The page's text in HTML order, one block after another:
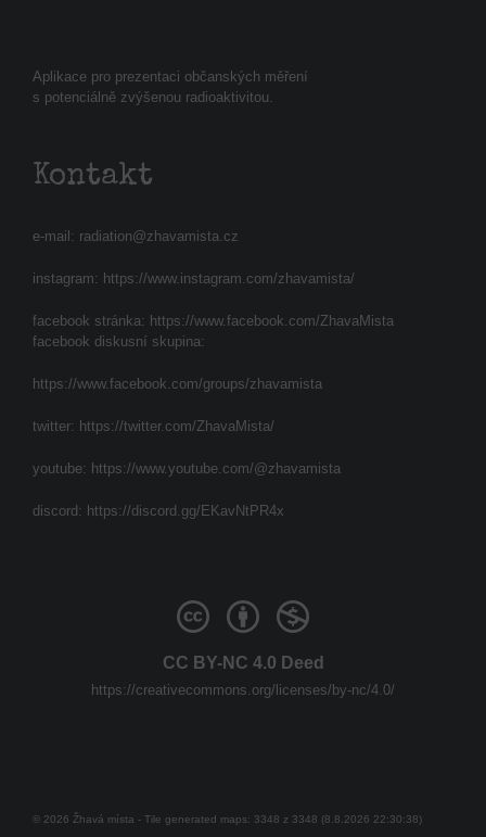
Aplikace pro prezentaci občanských měření
s potenciálně zvýšenou radioaktivitou.
Kontakt
e-mail: radiation@zhavamista.cz
instagram: https://www.instagram.com/zhavamista/
facebook stránka: https://www.facebook.com/ZhavaMista
facebook diskusní skupina:
https://www.facebook.com/groups/zhavamista
twitter: https://twitter.com/ZhavaMista/
youtube: https://www.youtube.com/@zhavamista
discord: https://discord.gg/EKavNtPR4x
CC BY-NC 4.0 Deed
https://creativecommons.org/licenses/by-nc/4.0/
© 2026 Žhavá místa - Tile generated maps: 3348 z 3348 (8.8.2026 22:30:38)